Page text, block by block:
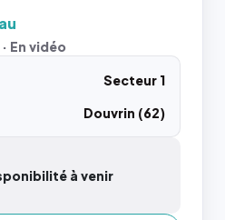
En vidéo
Secteur 1
Douvrin (62)
à venir